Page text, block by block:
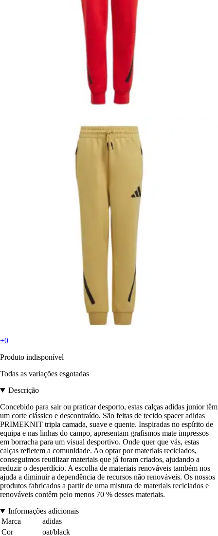
+0
Produto indisponível
Todas as variações esgotadas
Descrição
Concebido para sair ou praticar desporto, estas calças adidas junior têm
um corte clássico e descontraído. São feitas de tecido spacer adidas
PRIMEKNIT tripla camada, suave e quente. Inspiradas no espírito de
equipa e nas linhas do campo, apresentam grafismos mate impressos
em borracha para um visual desportivo. Onde quer que vás, estas
calças refletem a comunidade. Ao optar por materiais reciclados,
conseguimos reutilizar materiais que já foram criados, ajudando a
reduzir o desperdício. A escolha de materiais renováveis também nos
ajuda a diminuir a dependência de recursos não renováveis. Os nossos
produtos fabricados a partir de uma mistura de materiais reciclados e
renováveis contêm pelo menos 70 % desses materiais.
Informações adicionais
Marca
adidas
Cor
oat/black